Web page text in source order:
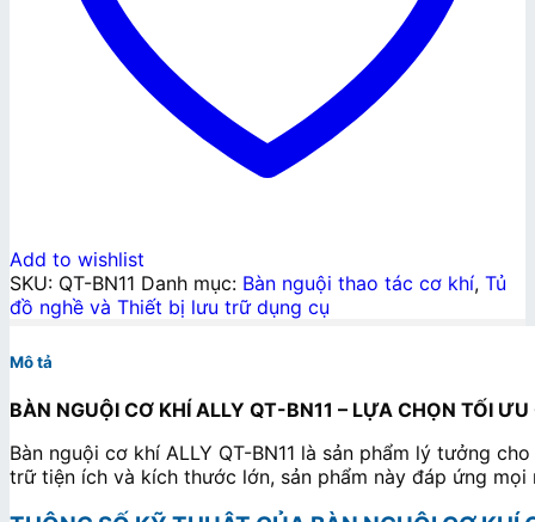
Add to wishlist
SKU: QT-BN11 Danh mục: Bàn nguội thao tác cơ khí, Tủ
đồ nghề và Thiết bị lưu trữ dụng cụ
Mô tả
BÀN NGUỘI CƠ KHÍ ALLY QT-BN11 – LỰA CHỌN TỐI
Bàn nguội cơ khí ALLY QT-BN11 là sản phẩm lý tưởng
trữ tiện ích và kích thước lớn, sản phẩm này đáp ứng